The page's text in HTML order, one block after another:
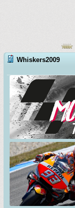
Whiskers2009